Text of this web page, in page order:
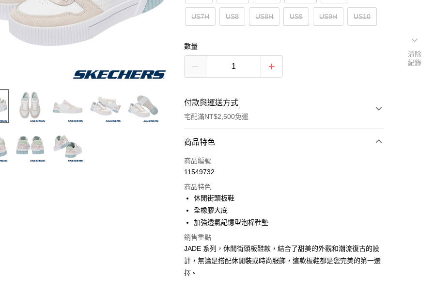
US7H US8 US8H US9 US9H US10
數量
付款與運送方式
宅配滿NT$2,500免運
付款方式
信用卡一次付款
大哥付你分期
相關說明
1.本服務由台灣大哥大提供，台灣大哥大用戶可立即使用無須另外申請。
2.付款方式選擇「大哥付你分期」，訂單成立後會自動跳轉到大哥付的交易
流程，驗證手機門號後，選擇欲分期的期數、繳款截止日，確認付款後即
完成交易。
3.實際核准額度、可分期數及費用金額請依後續交易確認頁面所載為準。
4.訂單成立30分鐘內，如未前往確認交易或遇審核未通過，訂單將自動取
消。如遇「轉專審核」未通過狀況，表示未達大哥付你分期系統評分，恕
ATM付款
宅配
商品特色
商品編號
11549732
商品特色
休閒街頭板鞋
全橡膠大底
加強透氣記憶型泡棉鞋墊
銷售重點
JADE 系列，休閒街頭板鞋款，結合了甜美的外觀和潮流復古的設
計，無論是搭配休閒裝或時尚服飾，這款板鞋都是您完美的第一選
擇。
清除
紀錄